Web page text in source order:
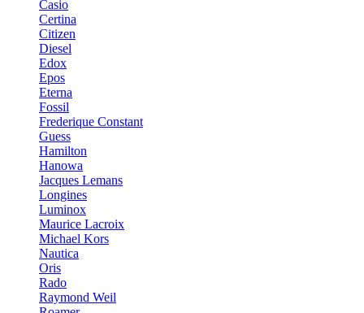
Casio
Certina
Citizen
Diesel
Edox
Epos
Eterna
Fossil
Frederique Constant
Guess
Hamilton
Hanowa
Jacques Lemans
Longines
Luminox
Maurice Lacroix
Michael Kors
Nautica
Oris
Rado
Raymond Weil